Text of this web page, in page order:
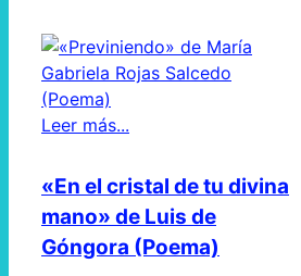
Leer más...
«En el cristal de tu divina
mano» de Luis de
Góngora (Poema)